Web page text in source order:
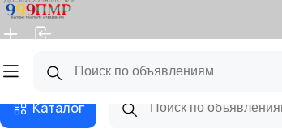
Главная
Каталог